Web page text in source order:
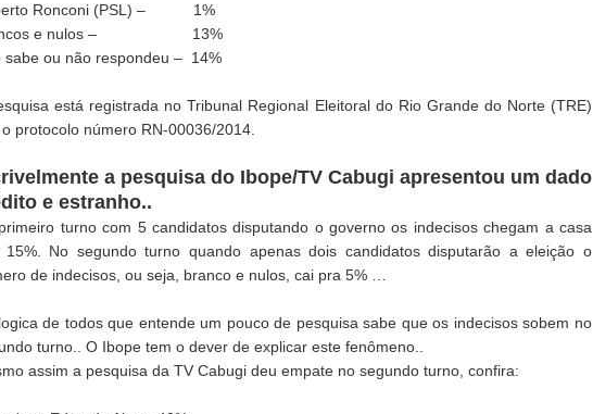
Ronconi (PSL) – 1%
e nulos – 13%
sabe ou não respondeu – 14%
está registrada no Tribunal Regional Eleitoral do Rio Grande do Norte (TRE)
protocolo número RN-00036/2014.
a pesquisa do Ibope/TV Cabugi apresentou um dado
e estranho..
turno com 5 candidatos disputando o governo os indecisos chegam a casa
15%. No segundo turno quando apenas dois candidatos disputarão a eleição o
de indecisos, ou seja, branco e nulos, cai pra 5% …
de todos que entende um pouco de pesquisa sabe que os indecisos sobem no
turno.. O Ibope tem o dever de explicar este fenômeno..
assim a pesquisa da TV Cabugi deu empate no segundo turno, confira: